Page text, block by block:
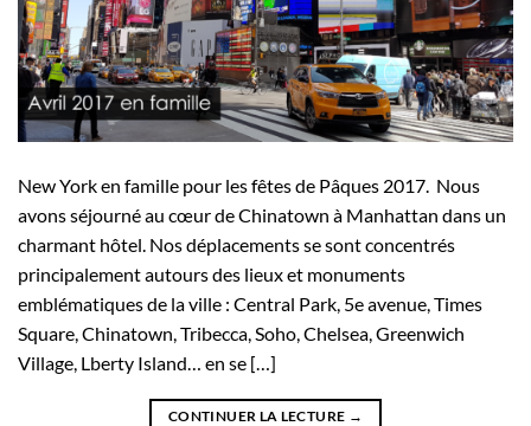
New York en famille pour les fêtes de Pâques 2017. Nous
avons séjourné au cœur de Chinatown à Manhattan dans un
charmant hôtel. Nos déplacements se sont concentrés
principalement autours des lieux et monuments
emblématiques de la ville : Central Park, 5e avenue, Times
Square, Chinatown, Tribecca, Soho, Chelsea, Greenwich
Village, Lberty Island… en se […]
CONTINUER LA LECTURE →